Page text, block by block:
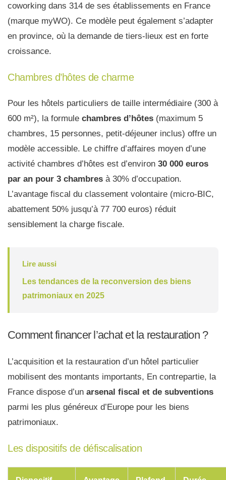
coworking dans 314 de ses établissements en France
(marque myWO). Ce modèle peut également s’adapter
en province, où la demande de tiers-lieux est en forte
croissance.
Chambres d’hôtes de charme
Pour les hôtels particuliers de taille intermédiaire (300 à
600 m²), la formule chambres d’hôtes (maximum 5
chambres, 15 personnes, petit-déjeuner inclus) offre un
modèle accessible. Le chiffre d’affaires moyen d’une
activité chambres d’hôtes est d’environ 30 000 euros
par an pour 3 chambres à 30% d’occupation.
L’avantage fiscal du classement volontaire (micro-BIC,
abattement 50% jusqu’à 77 700 euros) réduit
sensiblement la charge fiscale.
Lire aussi
Les tendances de la reconversion des biens
patrimoniaux en 2025
Comment financer l’achat et la restauration ?
L’acquisition et la restauration d’un hôtel particulier
mobilisent des montants importants, En contrepartie, la
France dispose d’un arsenal fiscal et de subventions
parmi les plus généreux d’Europe pour les biens
patrimoniaux.
Les dispositifs de défiscalisation